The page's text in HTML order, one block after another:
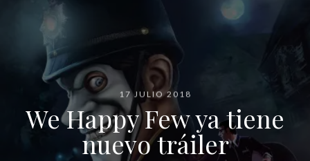
17 JULIO 2018
We Happy Few ya tiene
nuevo tráiler